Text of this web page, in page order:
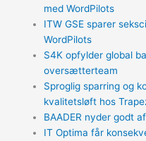
med WordPilots
ITW GSE sparer
WordPilots
S4K opfylder global
oversætterteam
Sproglig sparring og
kvalitetsløft hos
BAADER nyder godt
IT Optima får